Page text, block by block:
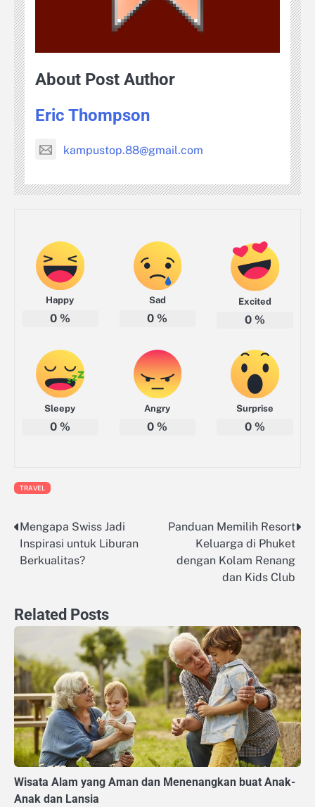
About Post Author
Eric Thompson
kampustop.88@gmail.com
Happy
0%
Sad
0 %
Excited
0 %
Sleepy
0%
Angry
0 %
Surprise
0 %
TRAVEL
Navigasi
pos
Mengapa Swiss Jadi
Inspirasi untuk Liburan
Berkualitas?
Panduan Memilih Resort
Keluarga di Phuket
dengan Kolam Renang
dan Kids Club
Related Posts
Wisata Alam yang Aman dan Menenangkan buat Anak-
Anak dan Lansia